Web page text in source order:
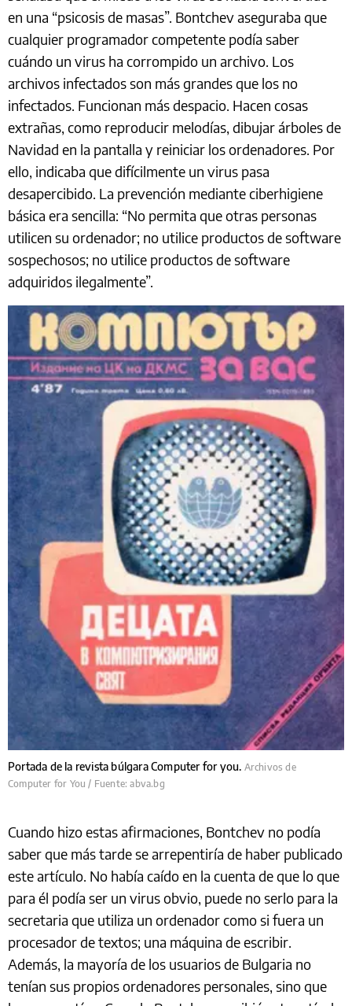
en una “psicosis de masas”. Bontchev aseguraba que
cualquier programador competente podía saber
cuándo un virus ha corrompido un archivo. Los
archivos infectados son más grandes que los no
infectados. Funcionan más despacio. Hacen cosas
extrañas, como reproducir melodías, dibujar árboles de
Navidad en la pantalla y reiniciar los ordenadores. Por
ello, indicaba que difícilmente un virus pasa
desapercibido. La prevención mediante ciberhigiene
básica era sencilla: “No permita que otras personas
utilicen su ordenador; no utilice productos de software
sospechosos; no utilice productos de software
adquiridos ilegalmente”.
Portada de la revista búlgara Computer for you. Archivos de
Computer for You / Fuente: abva.bg
Cuando hizo estas afirmaciones, Bontchev no podía
saber que más tarde se arrepentiría de haber publicado
este artículo. No había caído en la cuenta de que lo que
para él podía ser un virus obvio, puede no serlo para la
secretaria que utiliza un ordenador como si fuera un
procesador de textos; una máquina de escribir.
Además, la mayoría de los usuarios de Bulgaria no
tenían sus propios ordenadores personales, sino que